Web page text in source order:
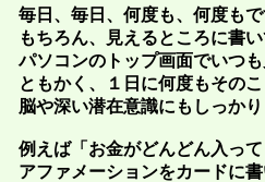
毎日、毎日、何度も、何度も
もちろん、見えるところに書
パソコンのトップ画面でいつ
ともかく、１日に何度もその
脳や深い潜在意識にもしっか
例えば「お金がどんどん入っ
アファメーションをカードに